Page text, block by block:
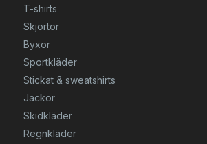
T-shirts
Skjortor
Byxor
Sportkläder
Stickat & sweatshirts
Jackor
Skidkläder
Regnkläder